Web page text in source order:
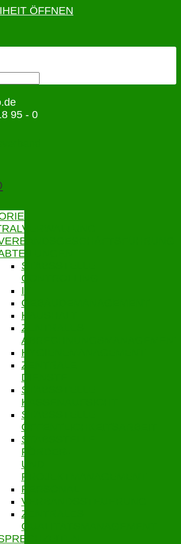
ÖFFNEN
95 - 0
STABSSTELLE
CONTROLLING
IT
GEBÄUDEMANAGEMENT
HAUSHALT
ZENTRALES
ABRECHNUNGSMANAGEMENT
HYGIENEMANAGEMENT
ZENTRALE
DIENSTE
STABSSTELLE
KASSENAUFSICHT
STABSSTELLE
ÖFFENTLICHKEITSARBEIT
STABSSTELLE
FÖRDER-
UND
PROJEKTMANAGEMENT
PERSONAL
VERBANDSSTEUERUNG
ZENTRALES
QUALITÄTSMANAGEMENT